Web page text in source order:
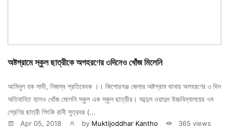
অষ্টগ্রামে স্কুল ছাত্রীকে অপহরণের ৩দিনেও খোঁজ মিলেনি
আমিনুল হক সাদী, নিজস্ব প্রতিবেদক ।। কিশোরগঞ্জ জেলার অষ্টগ্রাম থানায় অপহরণের ৩ দিন
অতিবাহিত হলেও খোঁজ মেলেনি স্কুল এক স্কুল ছাত্রীর। আব্দুল ওয়াদুদ উচ্চবিদ্যালয়ের ৭ম
শ্রেণির ছাত্রী পিংকি রানী সুত্রধর (...
Apr 05, 2018 by Muktijoddhar Kantho 365 views